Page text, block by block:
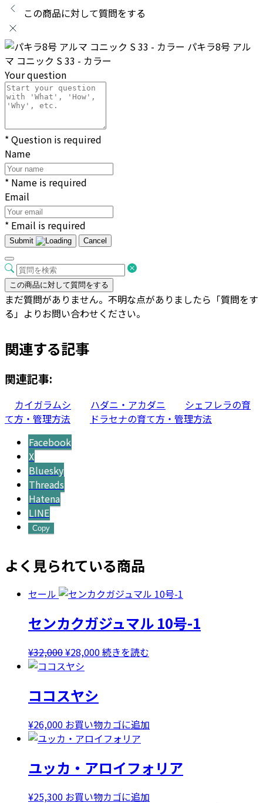
この商品に対して質問をする
パキラ8号 アル
マ コニック S 33 - カラー
Your question
* Question is required
Name
* Name is required
Email
* Email is required
Submit Cancel
この商品に対して質問をする
まだ質問がありません。不明な点がありましたら「質問をす
る」よりお問い合わせください。
関連する記事
関連記事:
カイガラムシ ハダニ・アカダニ
シェフレラの育
て方・管理方法
ドラセナの育て方・管理方法
Facebook
X
Bluesky
Threads
Hatena
LINE
Copy
よく見られている商品
セール
センカクガジュマル 10号-1
¥32,000元
の
格
は
¥32,000
で
た。
¥28,000現
は
¥28,000
す。
続きを読む
ココスヤシ
¥26,000 お買い物カゴに追加
ユッカ・アロイフォリア
¥25,300 お買い物カゴに追加